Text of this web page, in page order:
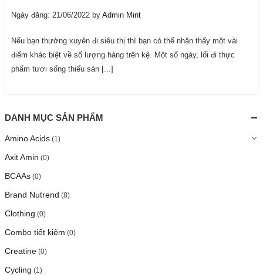
Ngày đăng: 21/06/2022 by Admin Mint
Nếu bạn thường xuyên đi siêu thị thì bạn có thể nhận thấy một vài
điểm khác biệt về số lượng hàng trên kệ. Một số ngày, lối đi thực
phẩm tươi sống thiếu sản [...]
DANH MỤC SẢN PHẨM
Amino Acids (1)
Axit Amin (0)
BCAAs (0)
Brand Nutrend (8)
Clothing (0)
Combo tiết kiệm (0)
Creatine (0)
Cycling (1)